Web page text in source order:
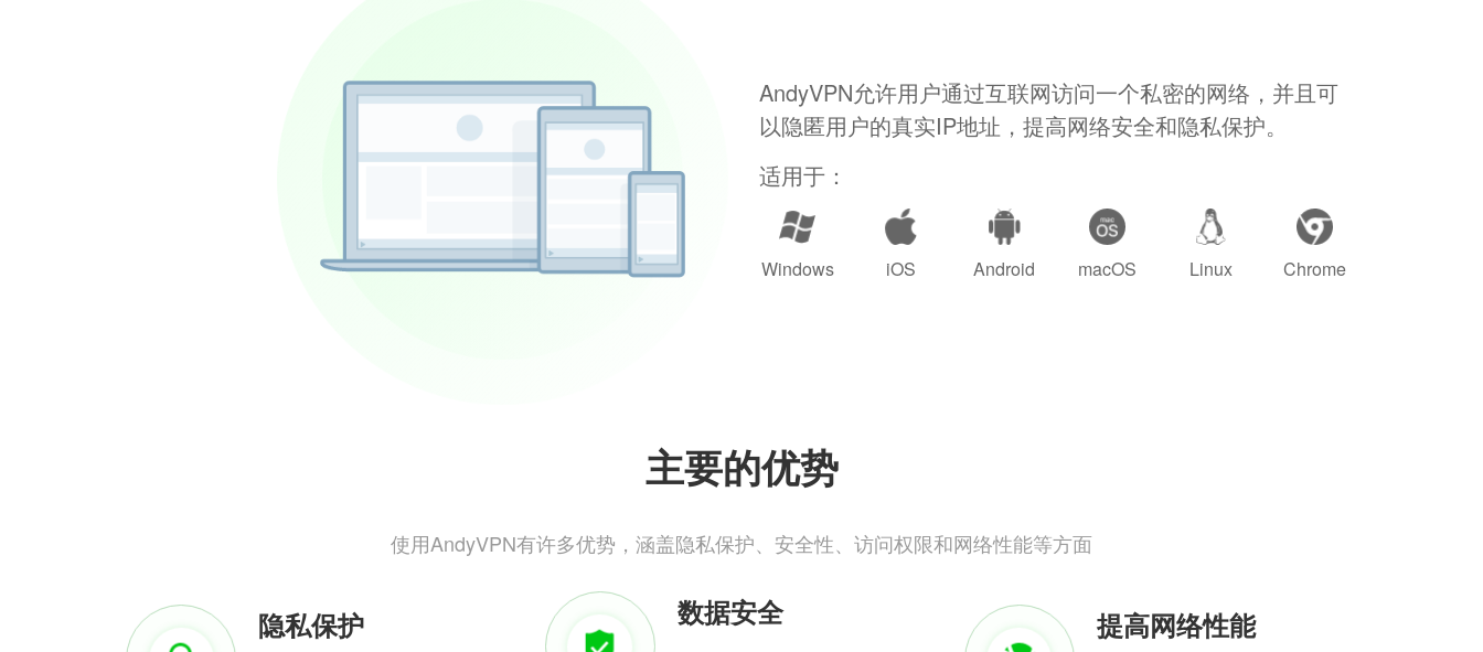
AndyVPN允许用户通过互联网访问一个私密的网络，并且可
以隐匿用户的真实IP地址，提高网络安全和隐私保护。
适用于：
Windows iOS Android macOS Linux Chrome
主要的优势
使用AndyVPN有许多优势，涵盖隐私保护、安全性、访问权限和网络性能等方面
隐私保护 数据安全 提高网络性能